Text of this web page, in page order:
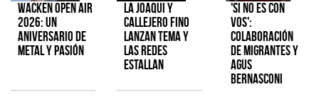
Wacken Open Air
2026: Un
aniversario de
metal y pasión
La Joaqui y
Callejero Fino
lanzan tema y
las redes
estallan
'Si No Es Con
Vos':
colaboración
de Migrantes y
Agus
Bernasconi